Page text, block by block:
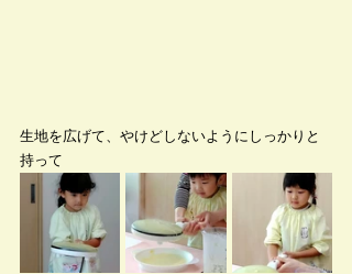
生地を広げて、やけどしないようにしっかりと
持って